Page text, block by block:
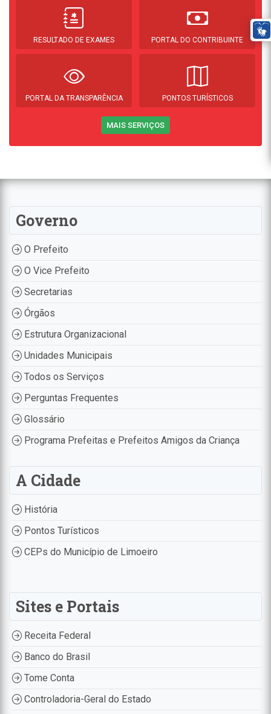
RESULTADO DE EXAMES PORTAL DO CONTRIBUINTE
PORTAL DA TRANSPARÊNCIA PONTOS TURÍSTICOS
MAIS SERVIÇOS
Governo
O Prefeito
O Vice Prefeito
Secretarias
Órgãos
Estrutura Organizacional
Unidades Municipais
Todos os Serviços
Perguntas Frequentes
Glossário
Programa Prefeitas e Prefeitos Amigos da Criança
A Cidade
História
Pontos Turísticos
CEPs do Município de Limoeiro
Sites e Portais
Receita Federal
Banco do Brasil
Tome Conta
Controladoria-Geral do Estado